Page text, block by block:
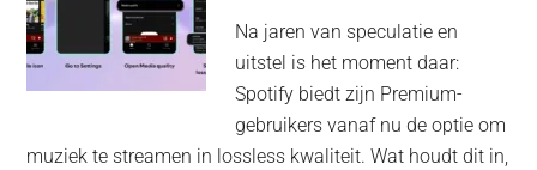
Na jaren van speculatie en
uitstel is het moment daar:
Spotify biedt zijn Premium-
gebruikers vanaf nu de optie om
muziek te streamen in lossless kwaliteit. Wat houdt dit in,